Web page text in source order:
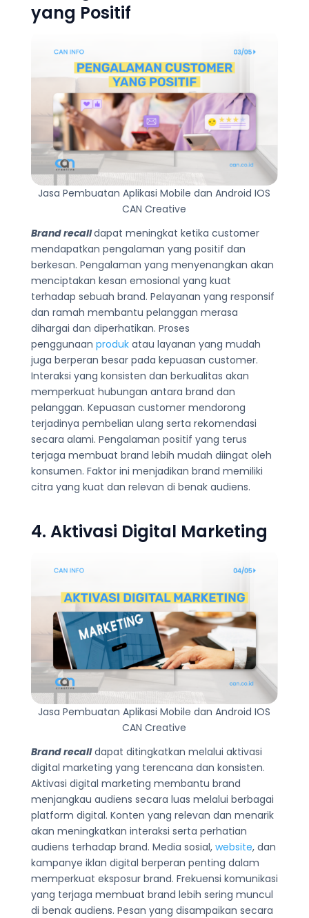
yang Positif
Jasa Pembuatan Aplikasi Mobile dan Android IOS
CAN Creative
Brand recalldapat meningkat ketika customer
mendapatkan pengalaman yang positif dan
berkesan. Pengalaman yang menyenangkan akan
menciptakan kesan emosional yang kuat
terhadap sebuah brand. Pelayanan yang responsif
dan ramah membantu pelanggan merasa
dihargai dan diperhatikan. Proses
penggunaan produkatau layanan yang mudah
juga berperan besar pada kepuasan customer.
Interaksi yang konsisten dan berkualitas akan
memperkuat hubungan antara brand dan
pelanggan. Kepuasan customer mendorong
terjadinya pembelian ulang serta rekomendasi
secara alami. Pengalaman positif yang terus
terjaga membuat brand lebih mudah diingat oleh
konsumen. Faktor ini menjadikan brand memiliki
citra yang kuat dan relevan di benak audiens.
4. Aktivasi Digital Marketing
Jasa Pembuatan Aplikasi Mobile dan Android IOS
CAN Creative
Brand recalldapat ditingkatkan melalui aktivasi
digital marketing yang terencana dan konsisten.
Aktivasi digital marketing membantu brand
menjangkau audiens secara luas melalui berbagai
platform digital. Konten yang relevan dan menarik
akan meningkatkan interaksi serta perhatian
audiens terhadap brand. Media sosial, website, dan
kampanye iklan digital berperan penting dalam
memperkuat eksposur brand. Frekuensi komunikasi
yang terjaga membuat brand lebih sering muncul
di benak audiens. Pesan yang disampaikan secara